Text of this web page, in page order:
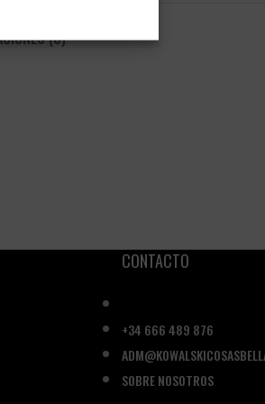
(0)
CONTACTO
+34 666 489 876
SOBRE NOSOTROS